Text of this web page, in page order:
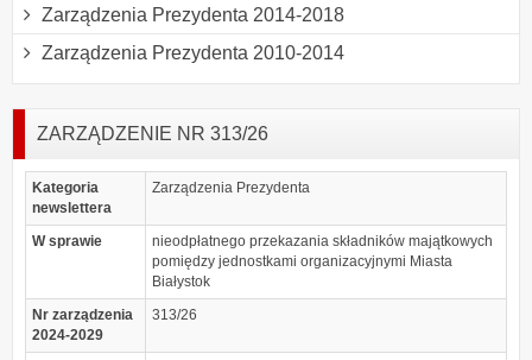
Zarządzenia Prezydenta 2014-2018
Zarządzenia Prezydenta 2010-2014
ZARZĄDZENIE NR 313/26
Kategoria
newslettera
Zarządzenia Prezydenta
W sprawie
nieodpłatnego przekazania składników majątkowych
pomiędzy jednostkami organizacyjnymi Miasta
Białystok
Nr zarządzenia
2024-2029
313/26